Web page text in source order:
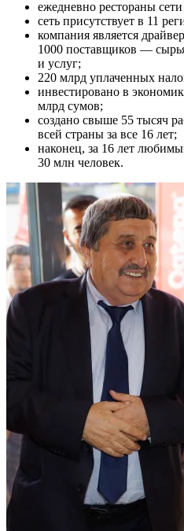
ежедневно рестораны
сеть присутствует в 11
компания является
1000 поставщиков —
и услуг;
220 млрд уплаченных
инвестировано в
млрд сумов;
создано свыше 55 тысяч
всей страны за все 16 лет;
наконец, за 16 лет
30 млн человек.